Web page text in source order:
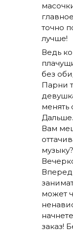
точно
лучше!
Ведь
без
Парни
менять
Вам
Вперед
может
заказ!